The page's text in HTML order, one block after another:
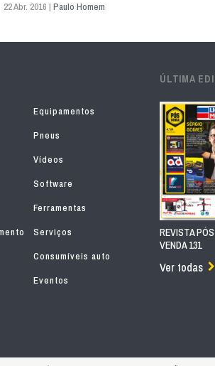
22 Abr. 2016 | Paulo Homem
Equipamentos
Pneus
Vídeos
Software
Ferramentas
Serviços
Consumíveis auto
Eventos
ÚLTIMA
REVISTA
VENDA 131
Ver todas